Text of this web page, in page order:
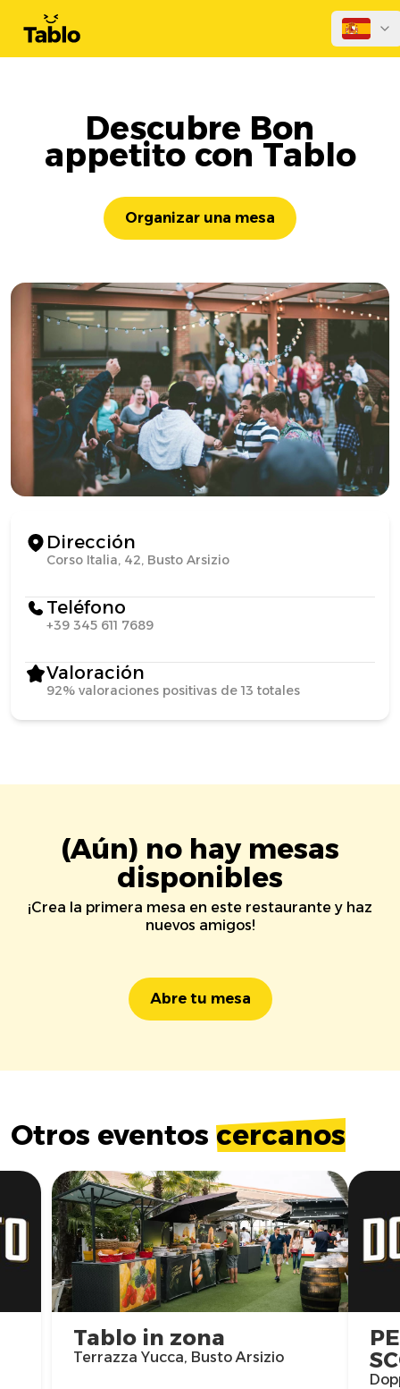
Descubre Bon
appetito con Tablo
Organizar una mesa
Dirección
Corso Italia, 42, Busto Arsizio
Teléfono
+39 345 611 7689
Valoración
92% valoraciones positivas de 13 totales
(Aún) no hay mesas
disponibles
¡Crea la primera mesa en este restaurante y haz
nuevos amigos!
Abre tu mesa
Otros eventos cercanos
Tablo in zona
Terrazza Yucca, Busto Arsizio